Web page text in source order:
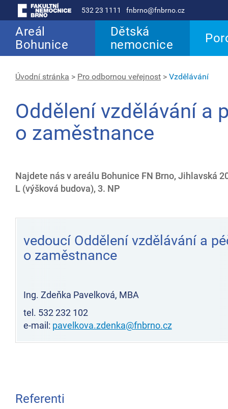
532 23 1111 fnbrno@fnbrno.cz
Areál
Bohunice
Dětská
nemocnice
Úvodní stránka > Pro odbornou veřejnost > Vzdělávání
Oddělení vzdělávání a
o zaměstnance
Najdete nás v areálu Bohunice FN Brno, Jihlavská
L (výšková budova), 3. NP
vedoucí Oddělení vzdělávání a
o zaměstnance
Ing. Zdeňka Pavelková, MBA
tel. 532 232 102
e-mail: pavelkova.zdenka@fnbrno.cz
Referenti